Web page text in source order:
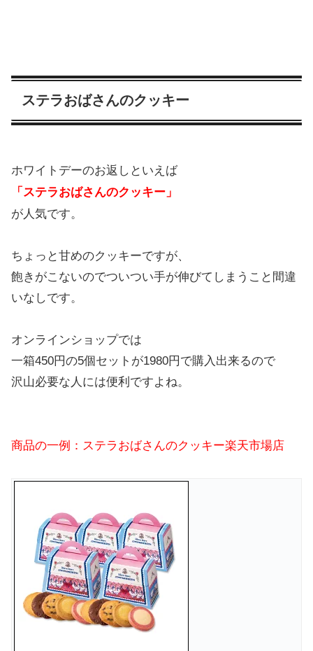
ステラおばさんのクッキー
ホワイトデーのお返しといえば
「ステラおばさんのクッキー」
が人気です。
ちょっと甘めのクッキーですが、
飽きがこないのでついつい手が伸びてしまうこと間違
いなしです。
オンラインショップでは
一箱450円の5個セットが1980円で購入出来るので
沢山必要な人には便利ですよね。
商品の一例：ステラおばさんのクッキー楽天市場店